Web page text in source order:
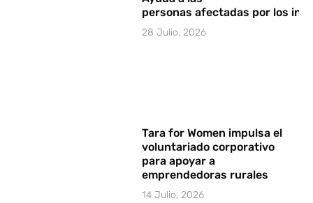
personas afectadas por los
28 Julio, 2026
Tara for Women impulsa el
voluntariado corporativo
para apoyar a
emprendedoras rurales
14 Julio, 2026